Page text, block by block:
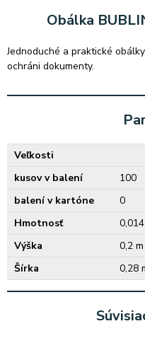
Obálka
Jednoduché a praktické
ochráni dokumenty.
Veľkosti
kusov v balení
100
balení v kartóne
0
Hmotnosť
Výška
0,2 m
Šírka
0,28